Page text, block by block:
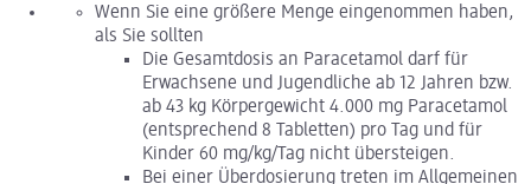
Wenn Sie eine größere Menge eingenommen haben,
als Sie sollten
Die Gesamtdosis an Paracetamol darf für
Erwachsene und Jugendliche ab 12 Jahren bzw.
ab 43 kg Körpergewicht 4.000 mg Paracetamol
(entsprechend 8 Tabletten) pro Tag und für
Kinder 60 mg/kg/Tag nicht übersteigen.
Bei einer Überdosierung treten im Allgemeinen